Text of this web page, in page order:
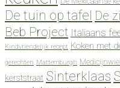
De tuin op tafel De
Beb Project Italiaans
Kindvriendelijk recept Koken met
gerechten Mattemburgh Medicijnwiel
kerststraat Sinterklaas